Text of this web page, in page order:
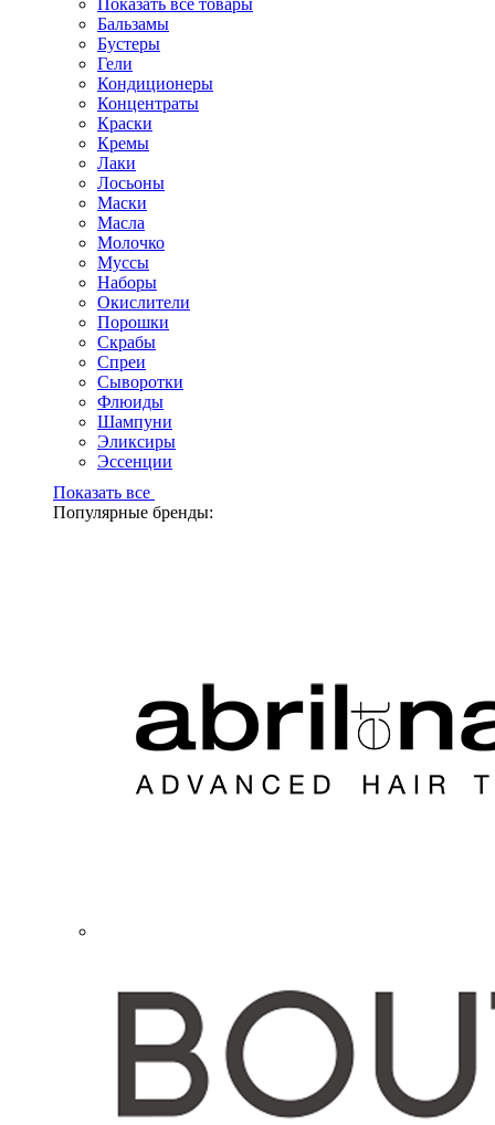
Показать все товары
Бальзамы
Бустеры
Гели
Кондиционеры
Концентраты
Краски
Кремы
Лаки
Лосьоны
Маски
Масла
Молочко
Муссы
Наборы
Окислители
Порошки
Скрабы
Спреи
Сыворотки
Флюиды
Шампуни
Эликсиры
Эссенции
Показать все
Популярные бренды: